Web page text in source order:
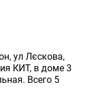
ул Лєскова,
КИТ, в доме 3
Всего 5